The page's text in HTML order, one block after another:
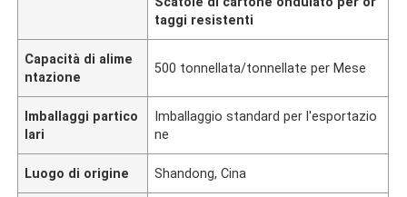
taggi resistenti
Capacità di alime
ntazione
500 tonnellata/tonnellate per Mese
Imballaggi partico
lari
Imballaggio standard per l'esportazio
ne
Luogo di origine Shandong, Cina